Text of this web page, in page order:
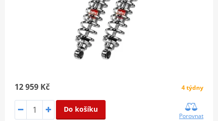
12 959 Kč 4 týdny
Do košíku
Porovnat